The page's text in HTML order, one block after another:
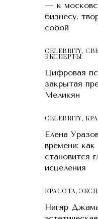
— к
бизнесу,
собой
CELEBRITY,
ЭКСПЕРТЫ
Цифровая
закрытая
Меликян
CELEBRITY,
Елена
времени:
становится
исцеления
КРАСОТA,
Нигяр